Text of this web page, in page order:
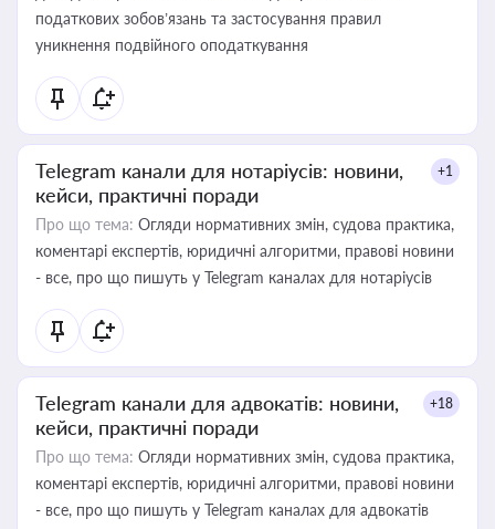
податкових зобов’язань та застосування правил
уникнення подвійного оподаткування
Telegram канали для нотаріусів: новини,
кейси, практичні поради
+1
Про що тема: Огляди нормативних змін, судова практика,
коментарі експертів, юридичні алгоритми, правові новини
- все, про що пишуть у Telegram каналах для нотаріусів
Telegram канали для адвокатів: новини,
кейси, практичні поради
+18
Про що тема: Огляди нормативних змін, судова практика,
коментарі експертів, юридичні алгоритми, правові новини
- все, про що пишуть у Telegram каналах для адвокатів